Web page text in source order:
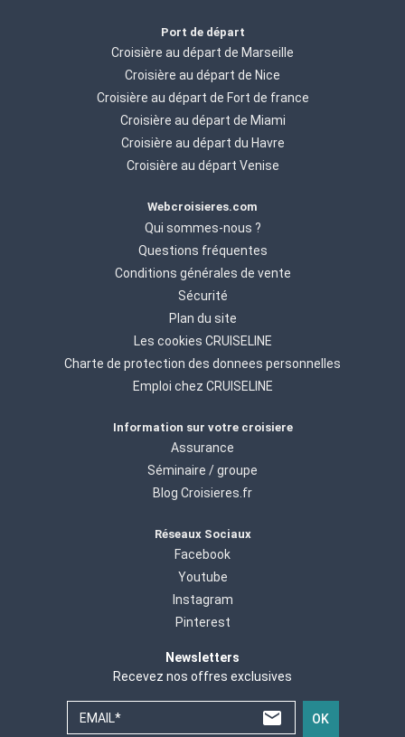
Port de départ
Croisière au départ de Marseille
Croisière au départ de Nice
Croisière au départ de Fort de france
Croisière au départ de Miami
Croisière au départ du Havre
Croisière au départ Venise
Webcroisieres.com
Qui sommes-nous ?
Questions fréquentes
Conditions générales de vente
Sécurité
Plan du site
Les cookies CRUISELINE
Charte de protection des donnees personnelles
Emploi chez CRUISELINE
Information sur votre croisiere
Assurance
Séminaire / groupe
Blog Croisieres.fr
Réseaux Sociaux
Facebook
Youtube
Instagram
Pinterest
Newsletters
Recevez nos offres exclusives
EMAIL* OK